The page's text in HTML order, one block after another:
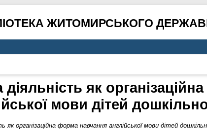
ЖИТОМИРСЬКОГО
діяльність як
мови дітей
як організаційна форма навчання англійської мови дітей